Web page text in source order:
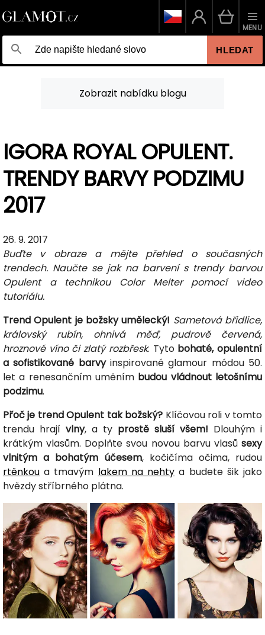
HLEDAT
MENU
Zobrazit nabídku blogu
IGORA ROYAL OPULENT.
TRENDY BARVY PODZIMU
2017
26. 9. 2017
Buďte v obraze a mějte přehled o současných
trendech. Naučte se jak na barvení s trendy barvou
Opulent a technikou Color Melter pomocí video
tutoriálu.
Trend Opulent je božsky umělecký! Sametová břidlice,
královský rubín, ohnivá měď, pudrově červená,
hroznové víno či zlatý rozbřesk. Tyto bohaté, opulentní
a sofistikované barvyinspirované glamour módou 50.
let a renesančním uměním budou vládnout letošnímu
podzimu.
Přoč je trend Opulent tak božský? Klíčovou roli v tomto
trendu hrají vlny, a ty prostě sluší všem! Dlouhým i
krátkým vlasům. Doplňte svou novou barvu vlasů sexy
vlnitým a bohatým účesem, kočičíma očima, rudou
rtěnkou a tmavým lakem na nehty a budete šik jako
hvězdy stříbrného plátna.